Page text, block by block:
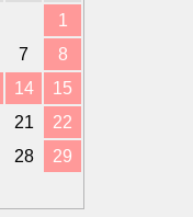
1
7
8
14
15
21
22
28
29